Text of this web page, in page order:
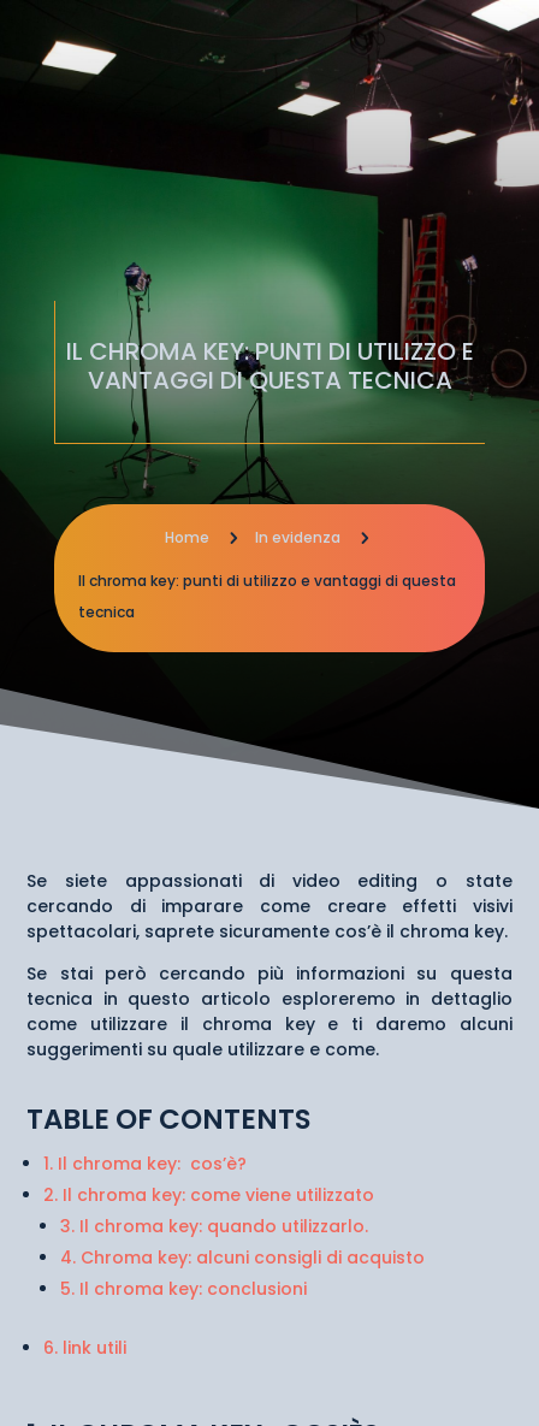
IL CHROMA KEY: PUNTI DI UTILIZZO E
VANTAGGI DI QUESTA TECNICA
Home 5 In evidenza 5
Il chroma key: punti di utilizzo e vantaggi di questa
tecnica
Se siete appassionati di video editing o state
cercando di imparare come creare effetti visivi
spettacolari, saprete sicuramente cos’è il chroma key.
Se stai però cercando più informazioni su questa
tecnica in questo articolo esploreremo in dettaglio
come utilizzare il chroma key e ti daremo alcuni
suggerimenti su quale utilizzare e come.
TABLE OF CONTENTS
1. Il chroma key: cos’è?
2. Il chroma key: come viene utilizzato
3. Il chroma key: quando utilizzarlo.
4. Chroma key: alcuni consigli di acquisto
5. Il chroma key: conclusioni
6. link utili